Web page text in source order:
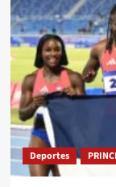
Deportes